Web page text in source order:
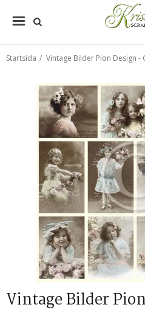
Startsida / Vintage Bilder Pion Design -
Vintage Bilder